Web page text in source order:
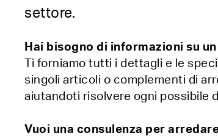
settore.
Hai bisogno di informazioni su
Ti forniamo tutti i dettagli e le
singoli articoli o complementi di
aiutandoti risolvere ogni possibile
Vuoi una consulenza per